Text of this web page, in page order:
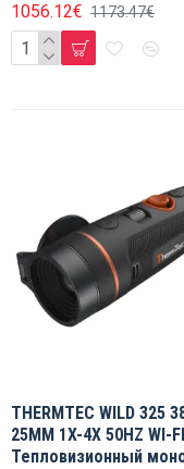
1056.12€ 1173.47€
THERMTEC WILD 325
25MM 1X-4X 50HZ WI-FI
Тепловизионный